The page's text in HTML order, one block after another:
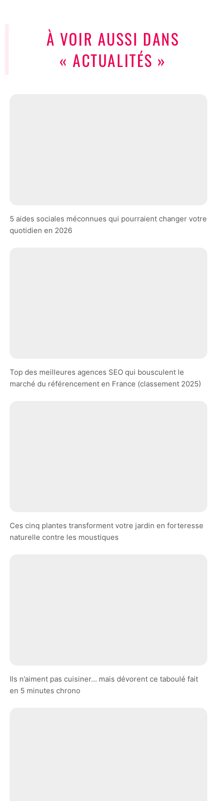
À VOIR AUSSI DANS
« ACTUALITÉS »
5 aides sociales méconnues qui pourraient changer votre
quotidien en 2026
Top des meilleures agences SEO qui bousculent le
marché du référencement en France (classement 2025)
Ces cinq plantes transforment votre jardin en forteresse
naturelle contre les moustiques
Ils n’aiment pas cuisiner… mais dévorent ce taboulé fait
en 5 minutes chrono